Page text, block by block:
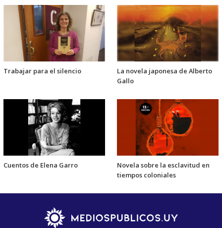
Trabajar para el silencio
La novela japonesa de Alberto
Gallo
Cuentos de Elena Garro
Novela sobre la esclavitud en
tiempos coloniales